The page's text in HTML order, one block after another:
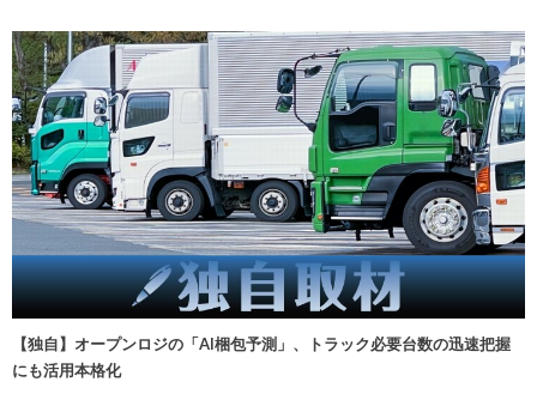
【独自】オープンロジの「AI梱包予測」、トラック必要台数の迅速把握
にも活用本格化